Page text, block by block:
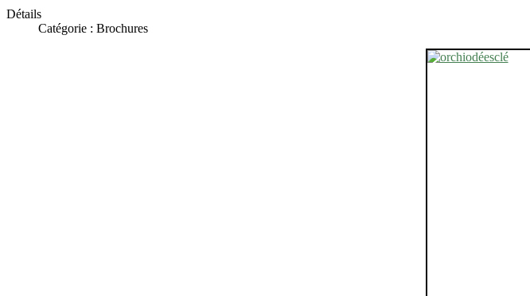
Détails
Catégorie : Brochures